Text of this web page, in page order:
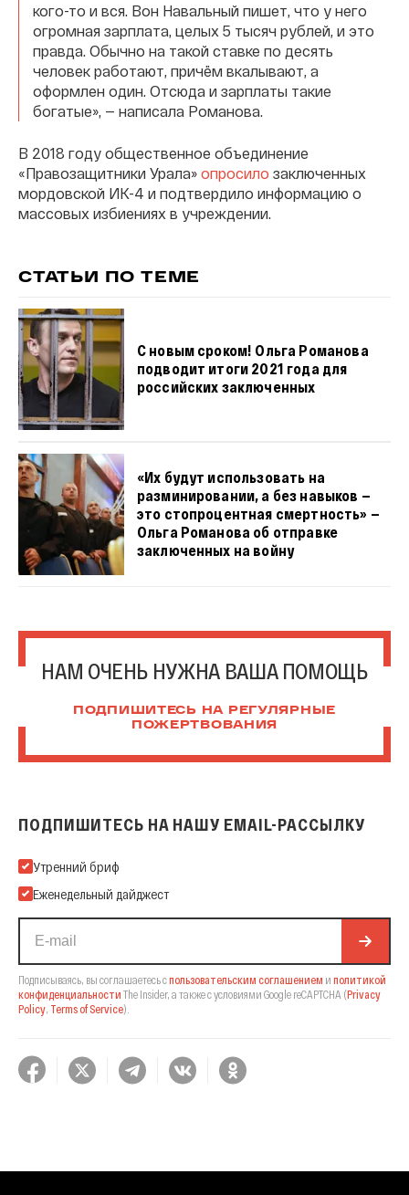
кого-то и вся. Вон Навальный пишет, что у него
огромная зарплата, целых 5 тысяч рублей, и это
правда. Обычно на такой ставке по десять
человек работают, причём вкалывают, а
оформлен один. Отсюда и зарплаты такие
богатые», — написала Романова.
В 2018 году общественное объединение
«Правозащитники Урала» опросило заключенных
мордовской ИК-4 и подтвердило информацию о
массовых избиениях в учреждении.
СТАТЬИ ПО ТЕМЕ
С новым сроком! Ольга Романова
подводит итоги 2021 года для
российских заключенных
«Их будут использовать на
разминировании, а без навыков —
это стопроцентная смертность» —
Ольга Романова об отправке
заключенных на войну
НАМ ОЧЕНЬ НУЖНА ВАША ПОМОЩЬ
ПОДПИШИТЕСЬ НА РЕГУЛЯРНЫЕ
ПОЖЕРТВОВАНИЯ
ПОДПИШИТЕСЬ НА НАШУ EMAIL-РАССЫЛКУ
Подпишитесь на нашу Email-рассылку
Утренний бриф
Еженедельный дайджест
Подписываясь, вы соглашаетесь спользовательским соглашением и политикой
конфиденциальности The Insider, а также с условиями Google reCAPTCHA (Privacy
Policy, Terms of Service).